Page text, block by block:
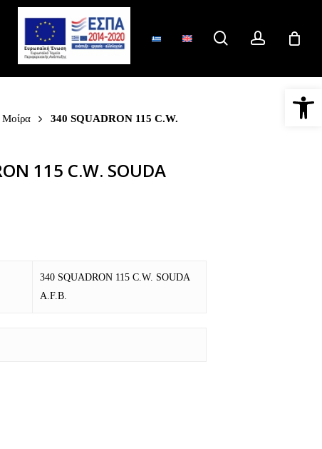
searchaccount
340 SQUADRON 115 C.W.
115 C.W. SOUDA
340 SQUADRON 115 C.W. SOUDA
A.F.B.